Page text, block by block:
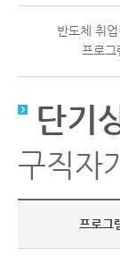
반도체 취
프로그
단기
구직자
프로그